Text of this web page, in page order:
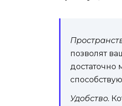
позволят
достаточно
Удобство.